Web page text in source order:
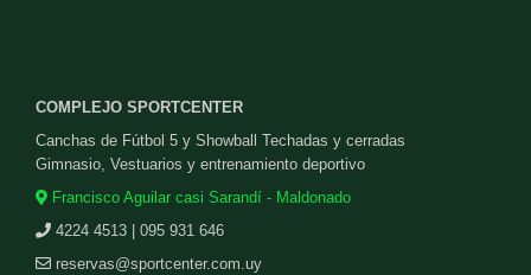
COMPLEJO SPORTCENTER
Canchas de Fútbol 5 y Showball Techadas y cerradas
Gimnasio, Vestuarios y entrenamiento deportivo
Francisco Aguilar casi Sarandí - Maldonado
4224 4513 | 095 931 646
reservas@sportcenter.com.uy